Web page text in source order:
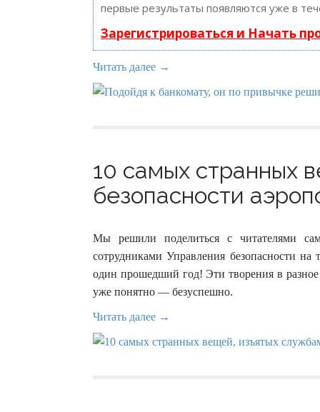
первые результаты появляются уже в
Зарегистрироваться и Начать
Читать далее →
10 самых странных
безопасности
Мы решили поделиться с читателями
сотрудниками Управления безопасности
один прошедший год! Эти творения в
уже понятно — безуспешно.
Читать далее →